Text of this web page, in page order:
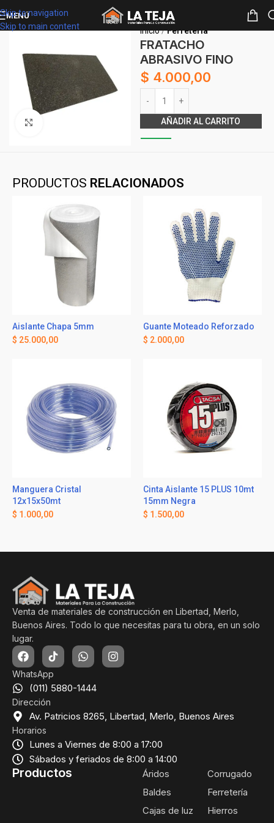
Skip to navigation
Skip to main content
MENÚ
Inicio Ferretería
FRATACHO
ABRASIVO FINO
$ 4.000,00
AÑADIR AL CARRITO
PRODUCTOS RELACIONADOS
Aislante Chapa 5mm
$ 25.000,00
Guante Moteado Reforzado
$ 2.000,00
Manguera Cristal
12x15x50mt
$ 1.000,00
Cinta Aislante 15 PLUS 10mt
15mm Negra
$ 1.500,00
Venta de materiales de construcción en Libertad, Merlo,
Buenos Aires. Todo lo que necesitas para tu obra, en un solo
lugar.
WhatsApp
(011) 5880-1444
Dirección
Av. Patricios 8265, Libertad, Merlo, Buenos Aires
Horarios
Lunes a Viernes de 8:00 a 17:00
Sábados y feriados de 8:00 a 14:00
Productos
Áridos
Baldes
Cajas de luz
Corrugado
Ferretería
Hierros